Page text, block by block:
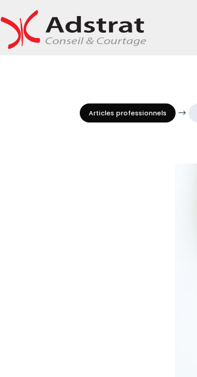
Articles professionnels $